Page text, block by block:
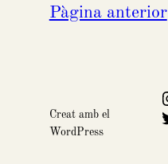
Pàgina anterior
Creat amb el
WordPress